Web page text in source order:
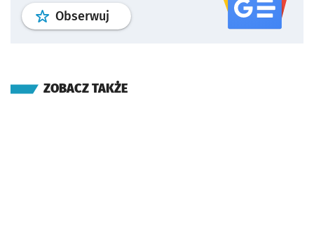
Obserwuj profil serwisu
ZOBACZ TAKŻE